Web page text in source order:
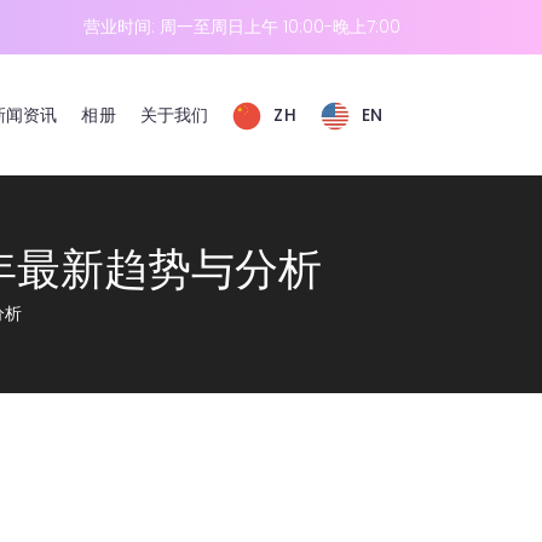
营业时间: 周一至周日上午 10:00-晚上7:00
闻资讯 相册 关于我们 ZH EN
新趋势与分析